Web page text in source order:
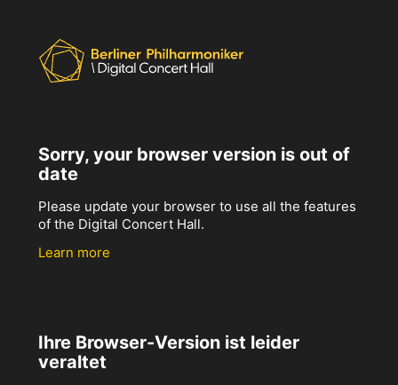
Sorry, your browser version is out of
date
Please update your browser to use all the features
of the Digital Concert Hall.
Learn more
Ihre Browser-Version ist leider
veraltet